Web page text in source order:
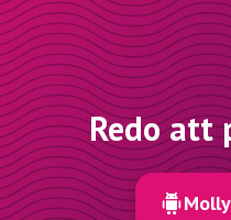
Redo att